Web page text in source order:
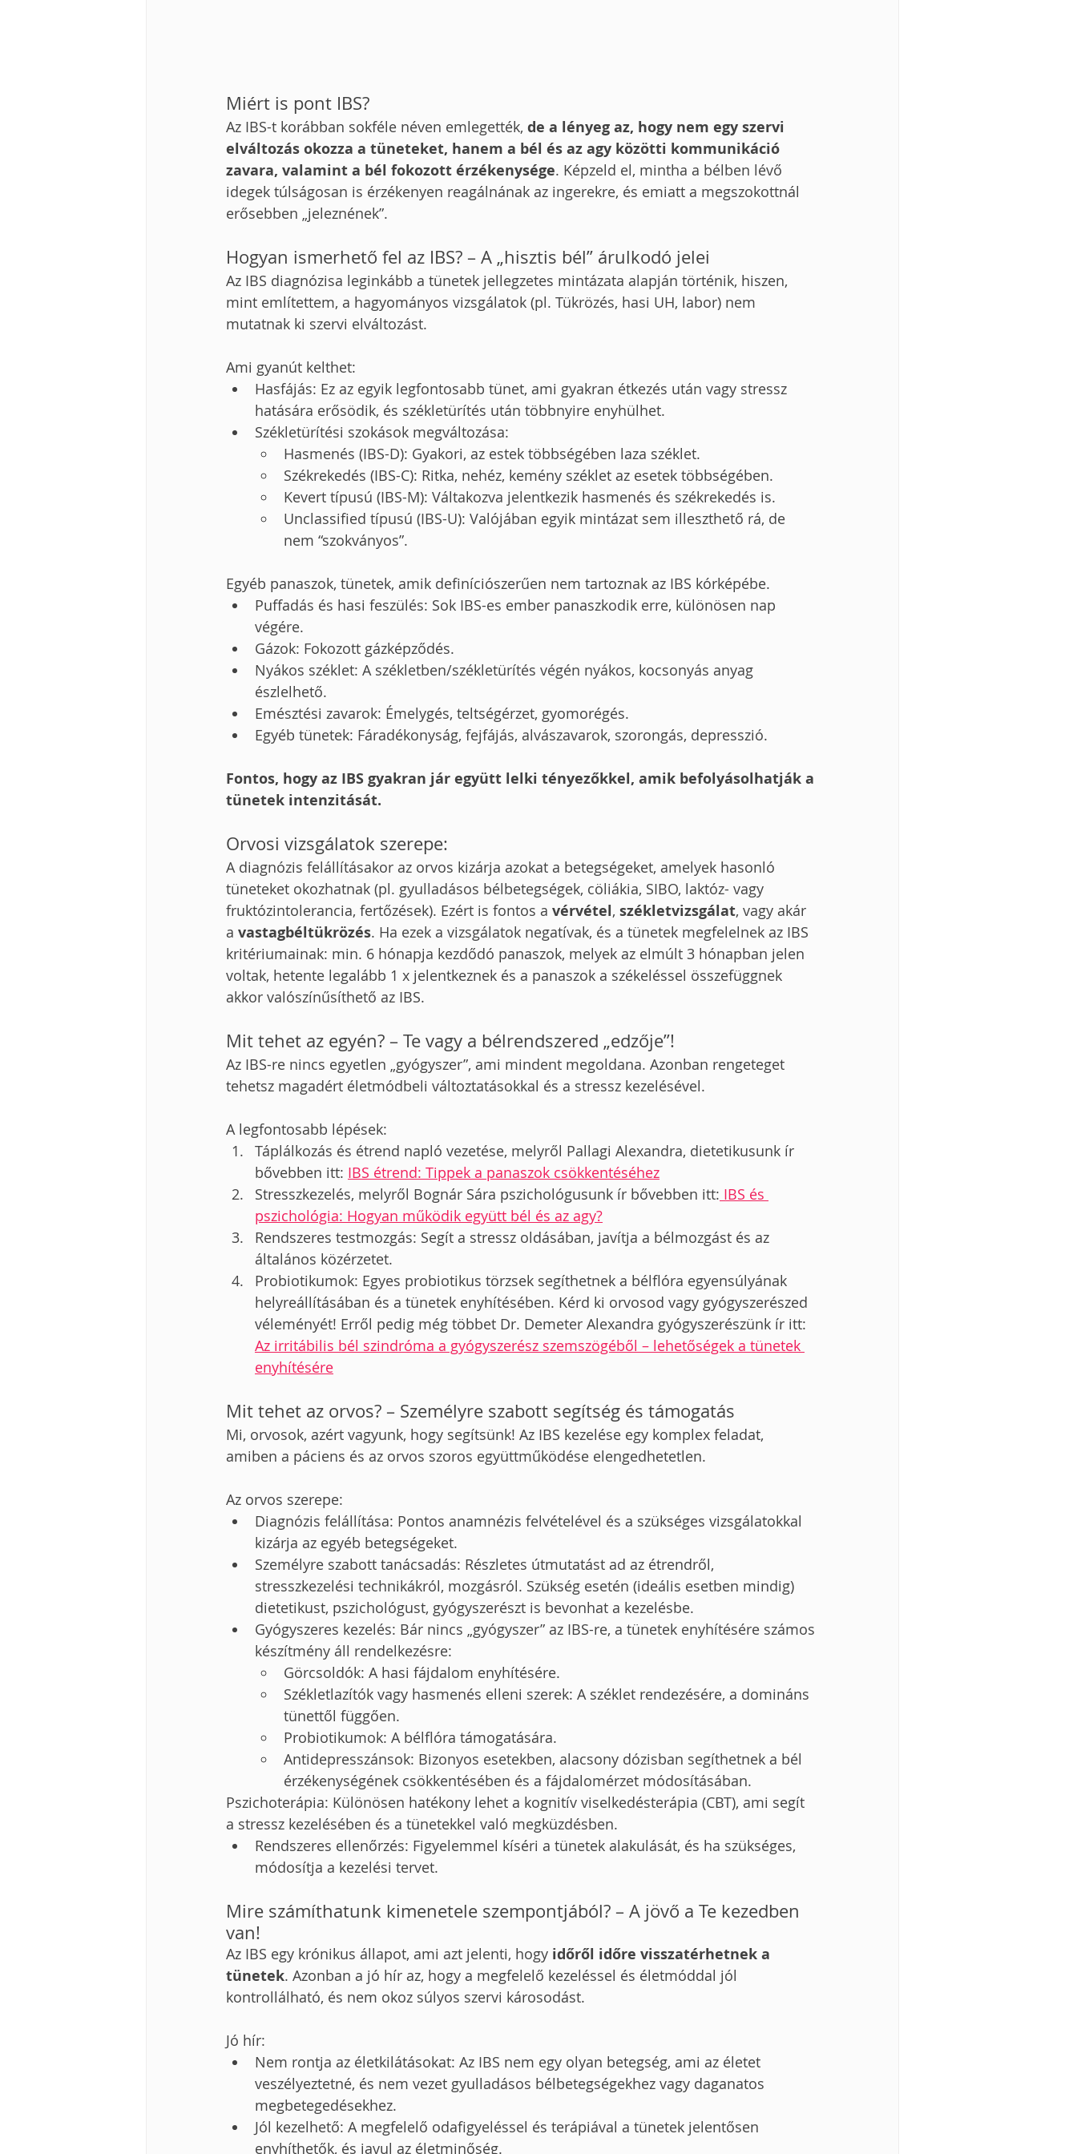
Miért is pont IBS?
Az IBS-t korábban sokféle néven emlegették, de a lényeg az, hogy nem egy szervi
elváltozás okozza a tüneteket, hanem a bél és az agy közötti kommunikáció
zavara, valamint a bél fokozott érzékenysége. Képzeld el, mintha a bélben lévő
idegek túlságosan is érzékenyen reagálnának az ingerekre, és emiatt a megszokottnál
erősebben „jeleznének”.
Hogyan ismerhető fel az IBS? – A „hisztis bél” árulkodó jelei
Az IBS diagnózisa leginkább a tünetek jellegzetes mintázata alapján történik, hiszen,
mint említettem, a hagyományos vizsgálatok (pl. Tükrözés, hasi UH, labor) nem
mutatnak ki szervi elváltozást.
Ami gyanút kelthet:
Hasfájás: Ez az egyik legfontosabb tünet, ami gyakran étkezés után vagy stressz
hatására erősödik, és székletürítés után többnyire enyhülhet.
Székletürítési szokások megváltozása:
Hasmenés (IBS-D): Gyakori, az estek többségében laza széklet.
Székrekedés (IBS-C): Ritka, nehéz, kemény széklet az esetek többségében.
Kevert típusú (IBS-M): Váltakozva jelentkezik hasmenés és székrekedés is.
Unclassified típusú (IBS-U): Valójában egyik mintázat sem illeszthető rá, de
nem “szokványos”.
Egyéb panaszok, tünetek, amik definíciószerűen nem tartoznak az IBS kórképébe.
Puffadás és hasi feszülés: Sok IBS-es ember panaszkodik erre, különösen nap
végére.
Gázok: Fokozott gázképződés.
Nyákos széklet: A székletben/székletürítés végén nyákos, kocsonyás anyag
észlelhető.
Emésztési zavarok: Émelygés, teltségérzet, gyomorégés.
Egyéb tünetek: Fáradékonyság, fejfájás, alvászavarok, szorongás, depresszió.
Fontos, hogy az IBS gyakran jár együtt lelki tényezőkkel, amik befolyásolhatják a
tünetek intenzitását.
Orvosi vizsgálatok szerepe:
A diagnózis felállításakor az orvos kizárja azokat a betegségeket, amelyek hasonló
tüneteket okozhatnak (pl. gyulladásos bélbetegségek, cöliákia, SIBO, laktóz- vagy
fruktózintolerancia, fertőzések). Ezért is fontos a vérvétel, székletvizsgálat, vagy akár
a vastagbéltükrözés. Ha ezek a vizsgálatok negatívak, és a tünetek megfelelnek az IBS
kritériumainak: min. 6 hónapja kezdődó panaszok, melyek az elmúlt 3 hónapban jelen
voltak, hetente legalább 1 x jelentkeznek és a panaszok a székeléssel összefüggnek
akkor valószínűsíthető az IBS.
Mit tehet az egyén? – Te vagy a bélrendszered „edzője”!
Az IBS-re nincs egyetlen „gyógyszer”, ami mindent megoldana. Azonban rengeteget
tehetsz magadért életmódbeli változtatásokkal és a stressz kezelésével.
A legfontosabb lépések:
Táplálkozás és étrend napló vezetése, melyről Pallagi Alexandra, dietetikusunk ír
bővebben itt: IBS étrend: Tippek a panaszok csökkentéséhez
Stresszkezelés, melyről Bognár Sára pszichológusunk ír bővebben itt: IBS és
pszichológia: Hogyan működik együtt bél és az agy?
Rendszeres testmozgás: Segít a stressz oldásában, javítja a bélmozgást és az
általános közérzetet.
Probiotikumok: Egyes probiotikus törzsek segíthetnek a bélflóra egyensúlyának
helyreállításában és a tünetek enyhítésében. Kérd ki orvosod vagy gyógyszerészed
véleményét! Erről pedig még többet Dr. Demeter Alexandra gyógyszerészünk ír itt:
Az irritábilis bél szindróma a gyógyszerész szemszögéből – lehetőségek a tünetek
enyhítésére
Mit tehet az orvos? – Személyre szabott segítség és támogatás
Mi, orvosok, azért vagyunk, hogy segítsünk! Az IBS kezelése egy komplex feladat,
amiben a páciens és az orvos szoros együttműködése elengedhetetlen.
Az orvos szerepe:
Diagnózis felállítása: Pontos anamnézis felvételével és a szükséges vizsgálatokkal
kizárja az egyéb betegségeket.
Személyre szabott tanácsadás: Részletes útmutatást ad az étrendről,
stresszkezelési technikákról, mozgásról. Szükség esetén (ideális esetben mindig)
dietetikust, pszichológust, gyógyszerészt is bevonhat a kezelésbe.
Gyógyszeres kezelés: Bár nincs „gyógyszer” az IBS-re, a tünetek enyhítésére számos
készítmény áll rendelkezésre:
Görcsoldók: A hasi fájdalom enyhítésére.
Székletlazítók vagy hasmenés elleni szerek: A széklet rendezésére, a domináns
tünettől függően.
Probiotikumok: A bélflóra támogatására.
Antidepresszánsok: Bizonyos esetekben, alacsony dózisban segíthetnek a bél
érzékenységének csökkentésében és a fájdalomérzet módosításában.
Pszichoterápia: Különösen hatékony lehet a kognitív viselkedésterápia (CBT), ami segít
a stressz kezelésében és a tünetekkel való megküzdésben.
Rendszeres ellenőrzés: Figyelemmel kíséri a tünetek alakulását, és ha szükséges,
módosítja a kezelési tervet.
Mire számíthatunk kimenetele szempontjából? – A jövő a Te kezedben
van!
Az IBS egy krónikus állapot, ami azt jelenti, hogy időről időre visszatérhetnek a
tünetek. Azonban a jó hír az, hogy a megfelelő kezeléssel és életmóddal jól
kontrollálható, és nem okoz súlyos szervi károsodást.
Jó hír:
Nem rontja az életkilátásokat: Az IBS nem egy olyan betegség, ami az életet
veszélyeztetné, és nem vezet gyulladásos bélbetegségekhez vagy daganatos
megbetegedésekhez.
Jól kezelhető: A megfelelő odafigyeléssel és terápiával a tünetek jelentősen
enyhíthetők, és javul az életminőség.